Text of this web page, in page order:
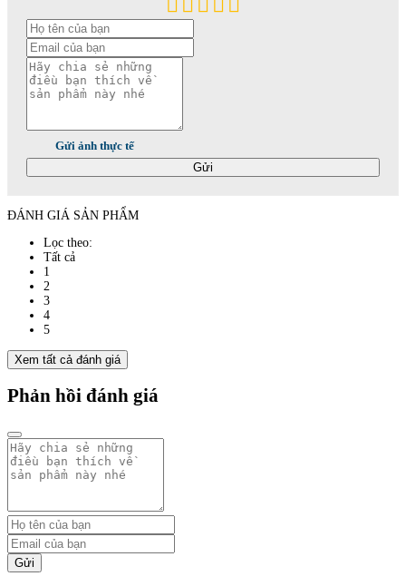
Gửi ảnh thực tế
Gửi
ĐÁNH GIÁ SẢN PHẨM
Lọc theo:
Tất cả
1
2
3
4
5
Xem tất cả đánh giá
Phản hồi đánh giá
Gửi